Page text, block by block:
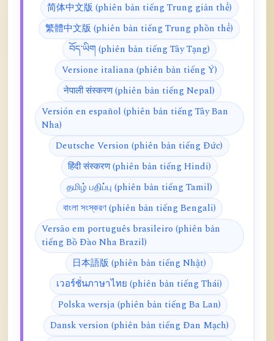
简体中文版 (phiên bản tiếng Trung giản thể)
繁體中文版 (phiên bản tiếng Trung phồn thể)
བོད་ཡིག (phiên bản tiếng Tây Tạng)
Versione italiana (phiên bản tiếng Ý)
नेपाली संस्करण (phiên bản tiếng Nepal)
Versión en español (phiên bản tiếng Tây Ban
Nha)
Deutsche Version (phiên bản tiếng Đức)
हिंदी संस्करण (phiên bản tiếng Hindi)
தமிழ் பதிப்பு (phiên bản tiếng Tamil)
বাংলা সংস্করণ (phiên bản tiếng Bengali)
Versão em português brasileiro (phiên bản
tiếng Bồ Đào Nha Brazil)
日本語版 (phiên bản tiếng Nhật)
เวอร์ชั่นภาษาไทย (phiên bản tiếng Thái)
Polska wersja (phiên bản tiếng Ba Lan)
Dansk version (phiên bản tiếng Đan Mạch)